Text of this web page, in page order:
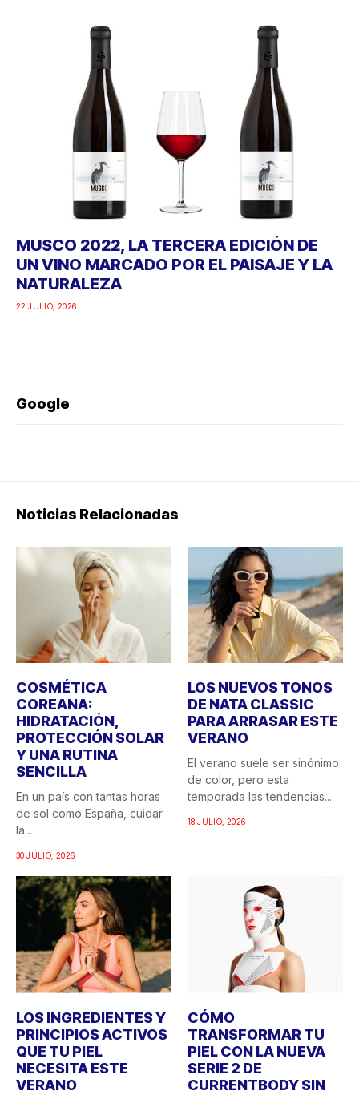
MUSCO 2022, LA TERCERA EDICIÓN DE
UN VINO MARCADO POR EL PAISAJE Y LA
NATURALEZA
22 JULIO, 2026
Google
Noticias Relacionadas
COSMÉTICA
COREANA:
HIDRATACIÓN,
PROTECCIÓN SOLAR
Y UNA RUTINA
SENCILLA
En un país con tantas horas
de sol como España, cuidar
la...
30 JULIO, 2026
LOS NUEVOS TONOS
DE NATA CLASSIC
PARA ARRASAR ESTE
VERANO
El verano suele ser sinónimo
de color, pero esta
temporada las tendencias...
18 JULIO, 2026
LOS INGREDIENTES Y
PRINCIPIOS ACTIVOS
QUE TU PIEL
NECESITA ESTE
VERANO
CÓMO
TRANSFORMAR TU
PIEL CON LA NUEVA
SERIE 2 DE
CURRENTBODY SIN